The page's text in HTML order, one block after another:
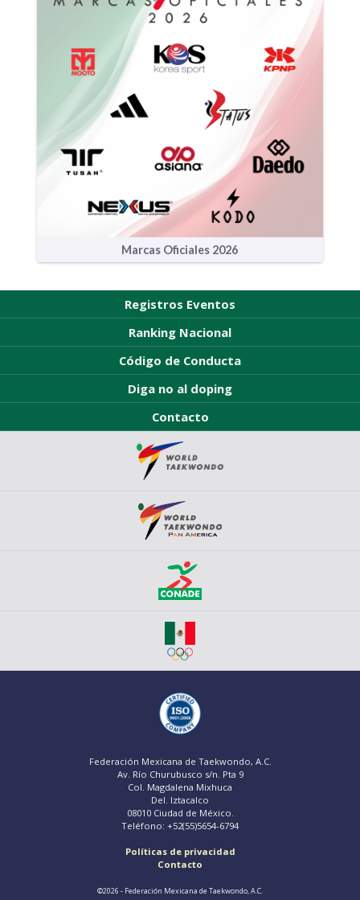
Marcas Oficiales 2026
Registros Eventos
Ranking Nacional
Código de Conducta
Diga no al doping
Contacto
Federación Mexicana de Taekwondo, A.C.
Av. Río Churubusco s/n. Pta 9
Col. Magdalena Mixhuca
Del. Iztacalco
08010 Ciudad de México.
Teléfono: +52(55)5654-6794
Políticas de privacidad
Contacto
©2026 - Federación Mexicana de Taekwondo, A.C.